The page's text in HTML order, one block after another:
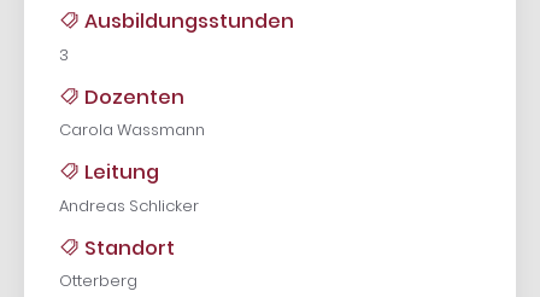
Ausbildungsstunden
3
Dozenten
Carola Wassmann
Leitung
Andreas Schlicker
Standort
Otterberg